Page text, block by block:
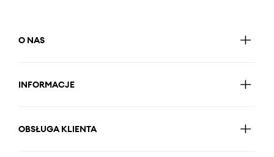
O NAS
INFORMACJE
OBSŁUGA KLIENTA